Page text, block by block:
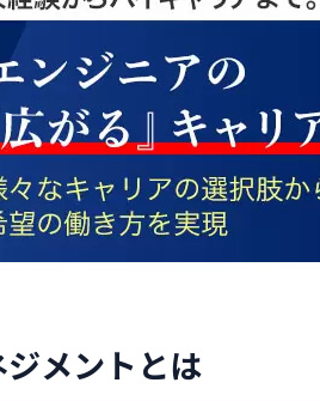
メントとは